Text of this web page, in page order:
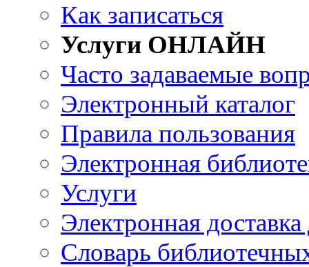
Как записаться
Услуги ОНЛАЙН
Часто задаваемые
Электронный каталог
Правила пользования
Электронная
Услуги
Электронная
Словарь